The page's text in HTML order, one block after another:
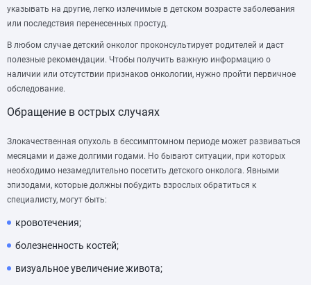
указывать на другие, легко излечимые в детском возрасте заболевания
или последствия перенесенных простуд.
В любом случае детский онколог проконсультирует родителей и даст
полезные рекомендации. Чтобы получить важную информацию о
наличии или отсутствии признаков онкологии, нужно пройти первичное
обследование.
Обращение в острых случаях
Злокачественная опухоль в бессимптомном периоде может развиваться
месяцами и даже долгими годами. Но бывают ситуации, при которых
необходимо незамедлительно посетить детского онколога. Явными
эпизодами, которые должны побудить взрослых обратиться к
специалисту, могут быть:
кровотечения;
болезненность костей;
визуальное увеличение живота;